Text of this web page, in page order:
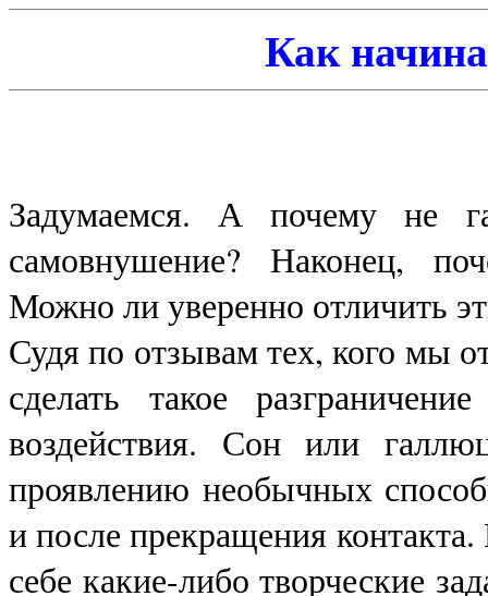
Как
Задумаемся. А почему не
самовнушение? Наконец,
Можно ли уверенно отличить
Судя по отзывам тех, кого мы
сделать такое
воздействия. Сон или
проявлению необычных
и после прекращения
себе какие-либо творческие